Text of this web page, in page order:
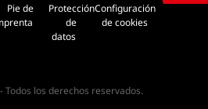
Pie de
Protección
de
datos
Configuración
de cookies
Todos los derechos reservados.